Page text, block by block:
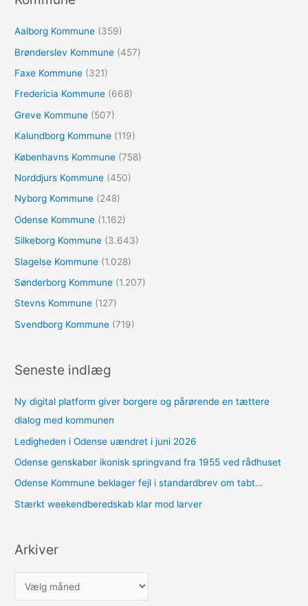
t
e
r
Aalborg Kommune (359)
Brønderslev Kommune (457)
Faxe Kommune (321)
Fredericia Kommune (668)
Greve Kommune (507)
Kalundborg Kommune (119)
Københavns Kommune (758)
Norddjurs Kommune (450)
Nyborg Kommune (248)
Odense Kommune (1.162)
Silkeborg Kommune (3.643)
Slagelse Kommune (1.028)
Sønderborg Kommune (1.207)
Stevns Kommune (127)
Svendborg Kommune (719)
Seneste indlæg
Ny digital platform giver borgere og pårørende en tættere
dialog med kommunen
Ledigheden i Odense uændret i juni 2026
Odense genskaber ikonisk springvand fra 1955 ved rådhuset
Odense Kommune beklager fejl i standardbrev om tabt…
Stærkt weekendberedskab klar mod larver
Arkiver
r